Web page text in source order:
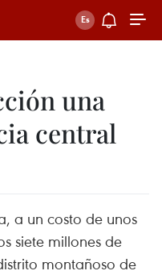
una
central
a un costo de unos
siete millones de
montañoso de